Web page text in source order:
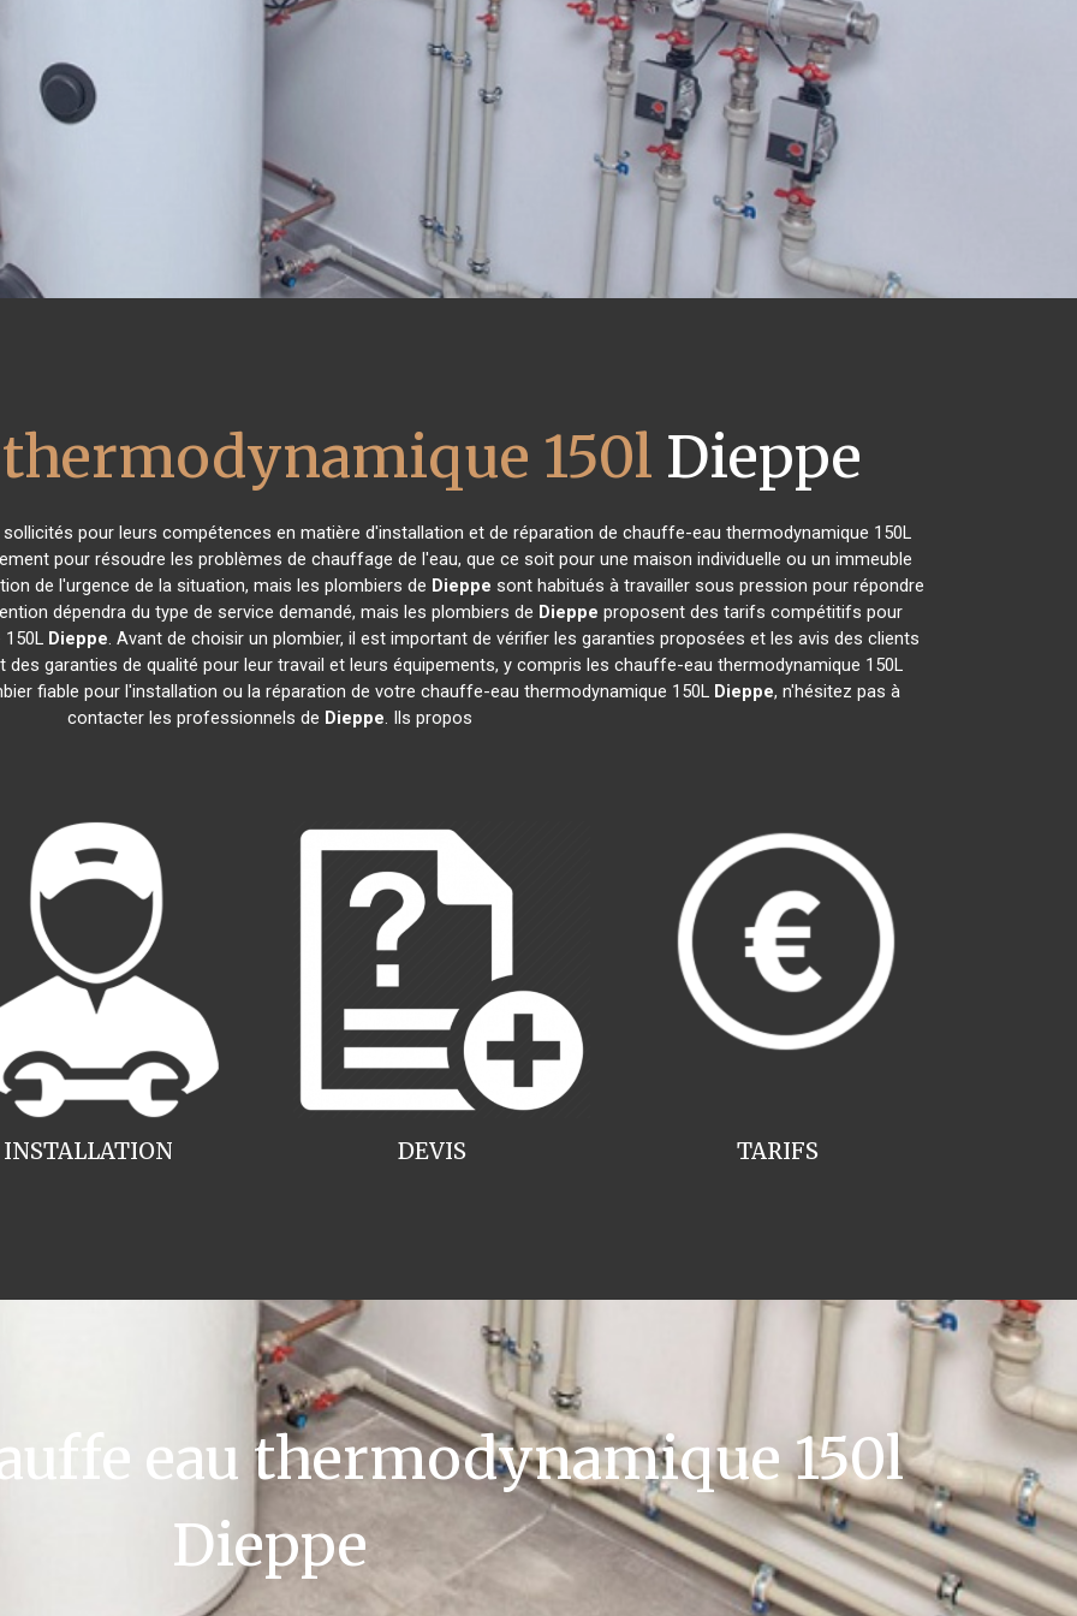
150l Dieppe
pour leurs compétences en matière d'installation et de réparation de chauffe-eau thermodynamique 150L
pour résoudre les problèmes de chauffage de l'eau, que ce soit pour une maison individuelle ou un immeuble
de l'urgence de la situation, mais les plombiers de Dieppe sont habitués à travailler sous pression pour répondre
dépendra du type de service demandé, mais les plombiers de Dieppe proposent des tarifs compétitifs pour
Dieppe. Avant de choisir un plombier, il est important de vérifier les garanties proposées et les avis des clients
garanties de qualité pour leur travail et leurs équipements, y compris les chauffe-eau thermodynamique 150L
fiable pour l'installation ou la réparation de votre chauffe-eau thermodynamique 150L Dieppe, n'hésitez pas à
contacter les professionnels de Dieppe. Ils propos
INSTALLATION TARIFS
DEVIS
eau thermodynamique 150l
Dieppe